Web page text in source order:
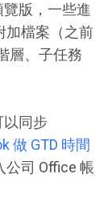
版，一些進
加檔案（之前
層、子任務
同步
做 GTD 時間
公司 Office 帳